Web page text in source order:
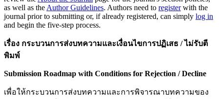
as well as the Author Guidelines. Authors need to registerwith the
journal prior to submitting or, if already registered, can simply log in
and begin the five-step process.
เรื่อง กระบวนการส่งบทความและเงื่อนไขการปฏิเสธ / ไม่รับตี
พิมพ์
Submission Roadmap with Conditions for Rejection / Decline
เพื่อให้กระบวนการส่งบทความและการพิจารณาบทความของ